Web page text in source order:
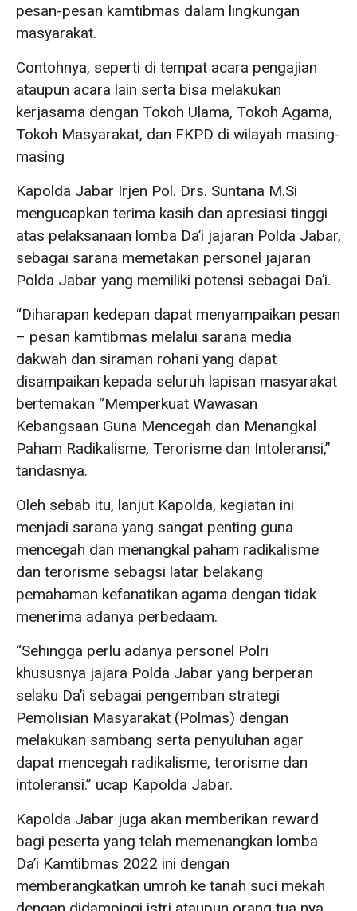
pesan-pesan kamtibmas dalam lingkungan
masyarakat.
Contohnya, seperti di tempat acara pengajian
ataupun acara lain serta bisa melakukan
kerjasama dengan Tokoh Ulama, Tokoh Agama,
Tokoh Masyarakat, dan FKPD di wilayah masing-
masing
Kapolda Jabar Irjen Pol. Drs. Suntana M.Si
mengucapkan terima kasih dan apresiasi tinggi
atas pelaksanaan lomba Da’i jajaran Polda Jabar,
sebagai sarana memetakan personel jajaran
Polda Jabar yang memiliki potensi sebagai Da’i.
“Diharapan kedepan dapat menyampaikan pesan
– pesan kamtibmas melalui sarana media
dakwah dan siraman rohani yang dapat
disampaikan kepada seluruh lapisan masyarakat
bertemakan “Memperkuat Wawasan
Kebangsaan Guna Mencegah dan Menangkal
Paham Radikalisme, Terorisme dan Intoleransi,”
tandasnya.
Oleh sebab itu, lanjut Kapolda, kegiatan ini
menjadi sarana yang sangat penting guna
mencegah dan menangkal paham radikalisme
dan terorisme sebagsi latar belakang
pemahaman kefanatikan agama dengan tidak
menerima adanya perbedaam.
“Sehingga perlu adanya personel Polri
khususnya jajara Polda Jabar yang berperan
selaku Da’i sebagai pengemban strategi
Pemolisian Masyarakat (Polmas) dengan
melakukan sambang serta penyuluhan agar
dapat mencegah radikalisme, terorisme dan
intoleransi.” ucap Kapolda Jabar.
Kapolda Jabar juga akan memberikan reward
bagi peserta yang telah memenangkan lomba
Da’i Kamtibmas 2022 ini dengan
memberangkatkan umroh ke tanah suci mekah